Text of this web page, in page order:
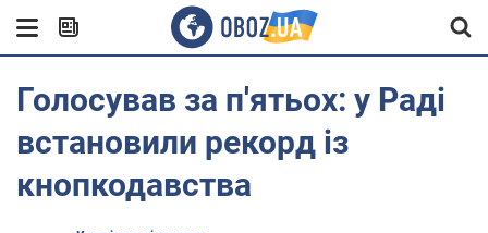
Голосував за п'ятьох: у Раді
встановили рекорд із
кнопкодавства